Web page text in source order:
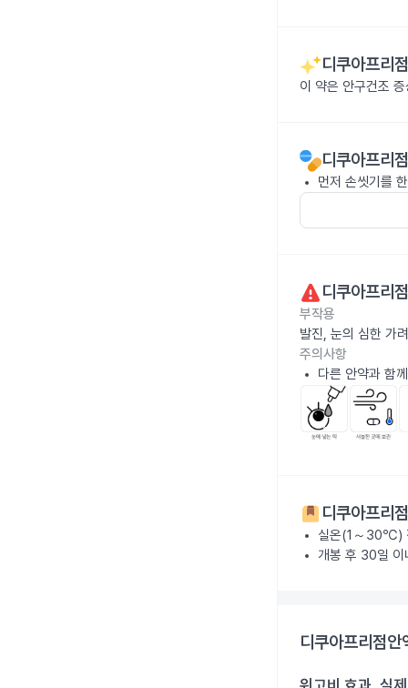
디쿠아프리
이 약은 안구건조
디쿠아프리
먼저 손씻기를
디쿠아프리
부작용
발진, 눈의 심한 가
주의사항
다른 안약과 함
디쿠아프리
실온(1～30℃)
개봉 후 30일 이
디쿠아프리점